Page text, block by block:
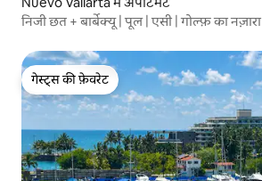
निजी छत + बार्बेक्यू | पूल | एसी | गोल्फ़ का नज़ारा
गेस्ट्स की फ़ेवरेट
गेस्ट्स की फ़ेवरेट